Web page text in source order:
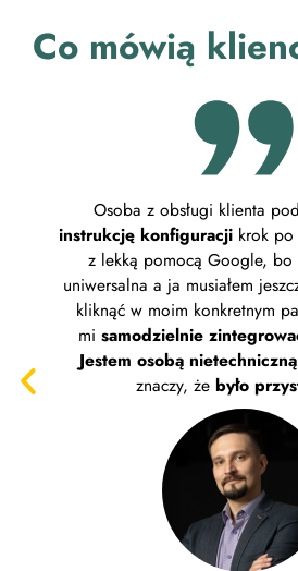
Co mówią
Osoba z obsługi klienta
instrukcję konfiguracjikrok po
z lekką pomocą Google, bo
uniwersalna a ja musiałem
kliknąć w moim konkretnym
mi samodzielnie
Jestem osobą nietechniczną
znaczy, że było